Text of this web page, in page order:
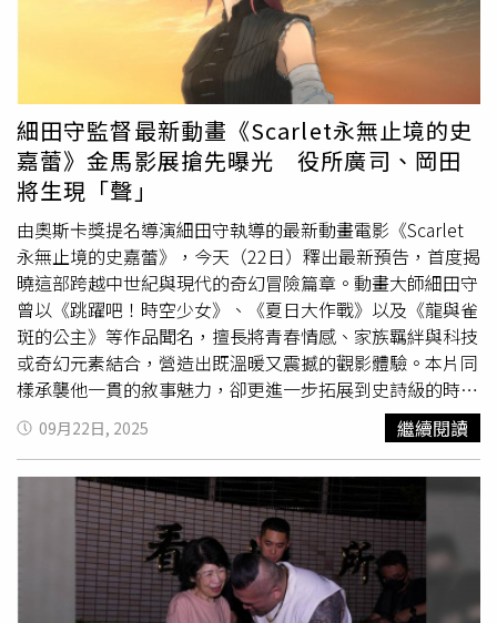
暗投明，投奔吳國。在吳國，伍子胥協助公子光姬光成為吳
王闔閭，擊敗楚國，破楚首都郢。當時楚平王已死，子胥掘
殺父兄之仇。闔閭與越王勾踐大戰時中箭
受傷，傷重不治。吳王闔閭死後，其子夫差繼位，吳軍士氣
高昂，百戰百勝，越國大敗，越王勾踐投降請和。子胥建
議，應徹底消滅越國。越王的謀臣文種﹙名會，字子禽，楚
國郢﹚帶著美女珍寶，偷偷獻給吳國太宰伯嚭，伯嚭收受了
賄賂。讒言陷害子胥，夫差信之，賜子胥寶劍，子胥以此
死。子胥本為忠良，視死如歸，在死前對鄰舍人說：“我死
後，將我眼睛挖出懸掛在吳京之東門上，以看越國軍隊入城
滅吳”，便自刎而死。夫差聞言大怒，令取子胥之屍體裝在
皮革裏於五月五日投入大江，春秋時吳國忠臣伍子胥含冤而
死之後，化為濤神。後來吳國人感念伍子胥冤死，便在五月
初五這天，乘船在錢塘江打撈他的屍體。不過，學者大多認
為，五月初五端午節划龍舟不管是紀念屈原、曹娥或伍子
胥，基本的出發點都是良善的，何況划龍舟又是一種健身運
動，就「促進民族健康」這個觀點來看，自然值得發揚，難
怪就一直流傳下來了。 不是所有節日都可以互祝快樂，如
淸明節、端午節！只能互道＂安康＂、＂平安＂、＂吉祥
＂，因為五月初五端午節是個祭祀節日，這天伍子胥投錢塘
江，曹娥救父投曹娥江，大文豪屈原投汨羅江，是他們悲壯
犧牲的紀念日子。因此，「端午節」不能說「端午節快
棄置在三重後再搭計程車至新莊，警方已全力追查其下落。
此外，鄰居也向警方表示，近期樓上常傳出劇烈聲響，尤其
在17日下午4時許，曾密集聽見敲擊地板與牆壁的聲音，當
時未多加留意，如今回想起來令人不寒而慄。警方進一步查
出，廖姓長子近日疑因家產或生活瑣事與父母發生爭執，不
排除因此痛下殺手。目前新北市警局刑大、蘆洲分局及相關
單位已組成專案小組，並報請新北地檢署檢察官指揮偵辦，
正全力追緝涉嫌「
動機與經過。逆子棄車繼續逃逸。（圖／翻攝畫面）
細田守監督最新動畫《Scarlet永無止境的史
嘉蕾》金馬影展搶先曝光 役所廣司、岡田
將生現「聲」
由奧斯卡獎提名導演細田守執導的最新動畫電影《Scarlet
永無止境的史嘉蕾》，今天（22日）釋出最新預告，首度揭
曉這部跨越中世紀與現代的奇幻冒險篇章。動畫大師細田守
曾以《跳躍吧！時空少女》、《夏日大作戰》以及《龍與雀
斑的公主》等作品聞名，擅長將青春情感、家族羈絆與科技
或奇幻元素結合，營造出既溫暖又震撼的觀影體驗。本片同
樣承襲他一貫的敘事魅力，卻更進一步拓展到史詩級的時空
格局。史嘉蕾是由蘆田愛菜擔任配音工作。（圖／索尼影業
提供）《Scarlet永無止境的史嘉蕾》敘述來自中世紀的劍
士公主史嘉蕾，為了父親的死踏上復仇之路，卻在一次任務
失敗後誤入「異世界」，並與一位來自現代、懷抱理想的日
本青年相遇。這段跨越時空的相遇，不僅療癒了她的傷口，
更動搖了她對復仇唯一信念的執著，當她再次面對 殺父仇人
時，內心也迎來最艱鉅的抉擇。在最新預告中，華麗的異世
界壯闊時空景觀，加上動作場面的刀光劍影，都展現出細田
09月22日, 2025 繼續閱讀